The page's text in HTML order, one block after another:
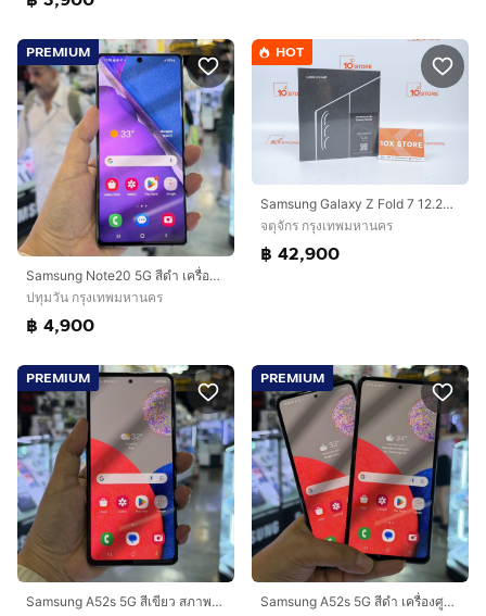
PREMIUM
Samsung Note20 5G สีดำ เครื่องศูนย์ สภาพสวยมากๆ จอ6.7นิ้ว แรม8รอม256 กล้อง64ล้าน(3ตัว)🩷🩷
ปทุมวัน กรุงเทพมหานคร
฿ 4,900
HOT
Samsung Galaxy Z Fold 7 12.256GB มือ 1
จตุจักร กรุงเทพมหานคร
฿ 42,900
PREMIUM
Samsung A52s 5G สีเขียว สภาพสวยมากๆ จอ6.5นิ้ว แรม8รอม128 Snap778G กล้อง64ล้าน(4ตัว)🔥🔥
PREMIUM
Samsung A52s 5G สีดำ เครื่องศูนย์ สภาพสวย จอ6.5นิ้ว แรม8รอม128 Snap778G กล้อง64ล้าน(4ตัว)🔥🔥